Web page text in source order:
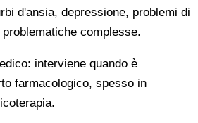
d'ansia, depressione, problemi di
complesse.
interviene quando è
farmacologico, spesso in